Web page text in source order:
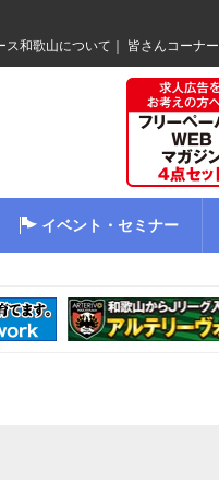
ス和歌山について 皆さんコーナー
イベント・セミナー